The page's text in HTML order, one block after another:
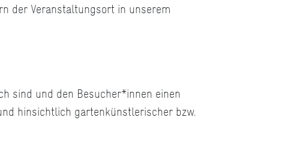
der Veranstaltungsort in unserem
sind und den Besucher*innen einen
hinsichtlich gartenkünstlerischer bzw.